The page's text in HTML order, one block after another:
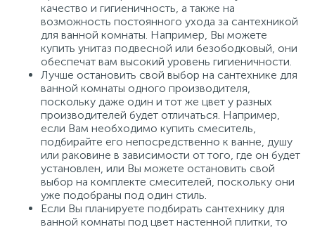
качество и гигиеничность, а также на
возможность постоянного ухода за сантехникой
для ванной комнаты. Например, Вы можете
купить унитаз подвесной или безободковый, они
обеспечат вам высокий уровень гигиеничности.
Лучше остановить свой выбор на сантехнике для
ванной комнаты одного производителя,
поскольку даже один и тот же цвет у разных
производителей будет отличаться. Например,
если Вам необходимо купить смеситель,
подбирайте его непосредственно к ванне, душу
или раковине в зависимости от того, где он будет
установлен, или Вы можете остановить свой
выбор на комплекте смесителей, поскольку они
уже подобраны под один стиль.
Если Вы планируете подбирать сантехнику для
ванной комнаты под цвет настенной плитки, то